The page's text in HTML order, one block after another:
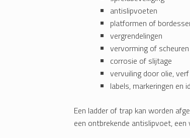
antislipvoeten
platformen of
vergrendelingen
vervorming of scheuren
corrosie of slijtage
vervuiling door olie,
labels, markeringen en
Een ladder of trap kan worden
een ontbrekende antislipvoet,